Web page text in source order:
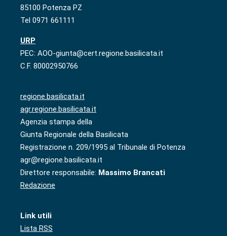
85100 Potenza PZ
Tel 0971 661111
URP
PEC: AOO-giunta@cert.regione.basilicata.it
C.F. 80002950766
regione.basilicata.it
agr.regione.basilicata.it
Agenzia stampa della
Giunta Regionale della Basilicata
Registrazione n. 209/1995 al Tribunale di Potenza
agr@regione.basilicata.it
Direttore responsabile: Massimo Brancati
Redazione
Link utili
Lista RSS